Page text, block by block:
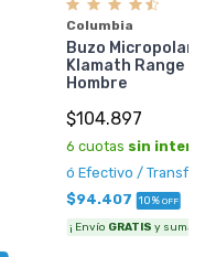
Columbia
Buzo Micropolar
Klamath Range 2
Hombre
$104.897
6 cuotas sin
ó Efectivo /
$94.407 10% OFF
¡ Envío GRATIS y sumás